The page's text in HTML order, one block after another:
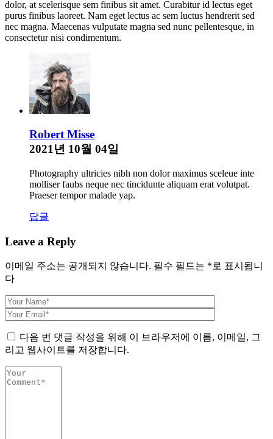
dolor, at scelerisque sem finibus sit amet. Curabitur id lectus eget
purus finibus laoreet. Nam eget lectus ac sem luctus hendrerit sed
nec magna. Maecenas vulputate magna sed nunc pellentesque, in
consectetur nisi condimentum.
Robert Misse
2021년 10월 04일
Photography ultricies nibh non dolor maximus sceleue inte
molliser faubs neque nec tincidunte aliquam erat volutpat.
Praeser tempor malade yap.
답글
Leave a Reply
이메일 주소는 공개되지 않습니다. 필수 필드는 *로 표시됩니
다
다음 번 댓글 작성을 위해 이 브라우저에 이름, 이메일, 그
리고 웹사이트를 저장합니다.